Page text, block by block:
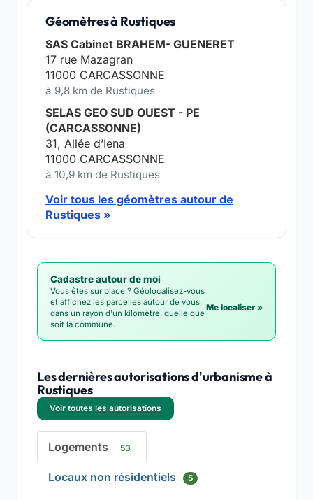
Géomètres à Rustiques
SAS Cabinet BRAHEM- GUENERET
17 rue Mazagran
11000 CARCASSONNE
à 9,8 km de Rustiques
SELAS GEO SUD OUEST - PE
(CARCASSONNE)
31, Allée d’Iena
11000 CARCASSONNE
à 10,9 km de Rustiques
Voir tous les géomètres autour de
Rustiques »
Cadastre autour de moi
Vous êtes sur place ? Géolocalisez-vous
et affichez les parcelles autour de vous,
dans un rayon d'un kilomètre, quelle que
soit la commune.
Me localiser »
Les dernières autorisations d'urbanisme à
Rustiques
Voir toutes les autorisations
Logements 53
Locaux non résidentiels 5